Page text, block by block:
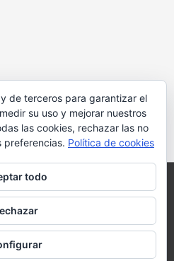
Rollán| Desarrollado por
Premium Theme
|
de terceros para garantizar el
su uso y mejorar nuestros
las cookies, rechazar las no
preferencias. Política de cookies
todo